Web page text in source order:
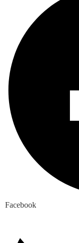
Facebook